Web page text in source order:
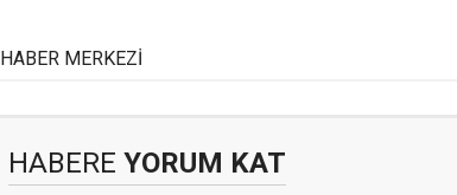
HABER MERKEZİ
HABERE YORUM KAT